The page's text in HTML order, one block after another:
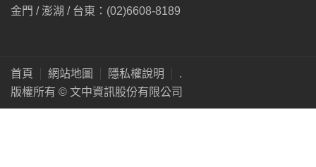
金門 / 澎湖 / 台東：(02)6608-8189
首頁 網站地圖 隱私權說明
.
版權所有 © 文中資訊股份有限公司